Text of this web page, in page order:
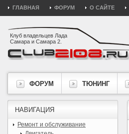
ГЛАВНАЯ ФОРУМ О САЙТЕ
Клуб владельцев Лада
Самара и Самара 2.
ФОРУМ ТЮНИНГ
НАВИГАЦИЯ
Ремонт и обслуживание